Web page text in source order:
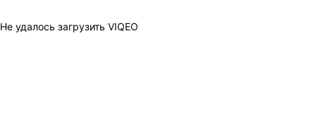
Не удалось загрузить VIQEO